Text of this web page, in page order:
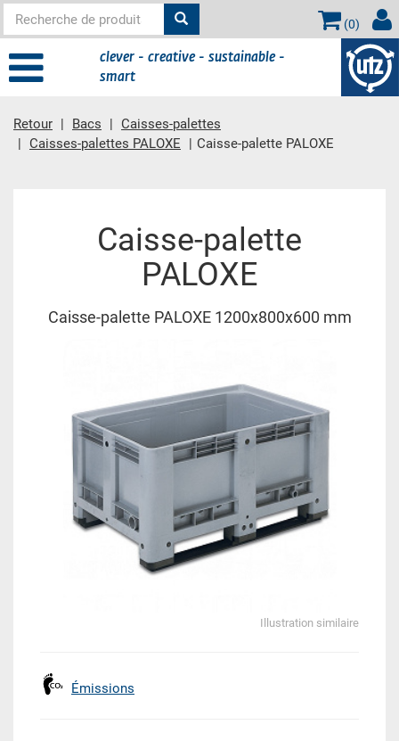
(0)
clever - creative - sustainable -
smart
Retour Bacs
Caisses-palettes
Caisses-palettes PALOXE
Caisse-palette PALOXE
Caisse-palette
PALOXE
Caisse-palette PALOXE 1200x800x600 mm
Illustration similaire
Émissions